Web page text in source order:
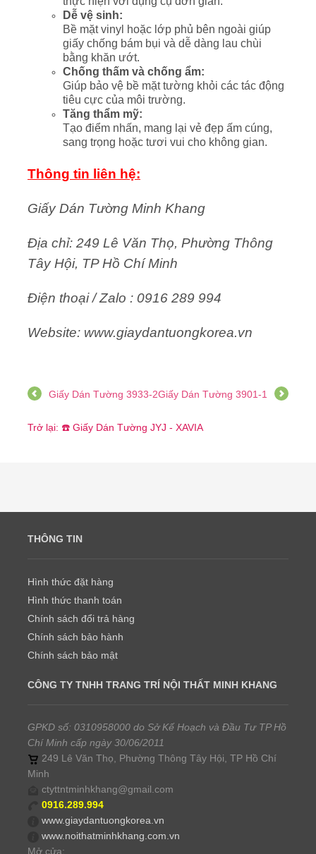
Dễ vệ sinh:
Bề mặt vinyl hoặc lớp phủ bên ngoài giúp
giấy chống bám bụi và dễ dàng lau chùi
bằng khăn ướt.
Chống thấm và chống ẩm:
Giúp bảo vệ bề mặt tường khỏi các tác động
tiêu cực của môi trường.
Tăng thẩm mỹ:
Tạo điểm nhấn, mang lại vẻ đẹp ấm cúng,
sang trọng hoặc tươi vui cho không gian.
Thông tin liên hệ:
Giấy Dán Tường Minh Khang
Địa chỉ: 249 Lê Văn Thọ, Phường Thông
Tây Hội, TP Hồ Chí Minh
Điện thoại / Zalo : 0916 289 994
Website: www.giaydantuongkorea.vn
Giấy Dán Tường 3901-1
Giấy Dán Tường 3933-2
Trở lại: ☎️ Giấy Dán Tường JYJ - XAVIA
THÔNG TIN
Hình thức đặt hàng
Hình thức thanh toán
Chính sách đổi trả hàng
Chính sách bảo hành
Chính sách bảo mật
CÔNG TY TNHH TRANG TRÍ NỘI THẤT MINH KHANG
GPKD số: 0310958000 do Sở Kế Hoạch và Đầu Tư TP Hồ
Chí Minh cấp ngày 30/06/2011
249 Lê Văn Thọ, Phường Thông Tây Hội, TP Hồ Chí
Minh
ctyttntminhkhang@gmail.com
0916.289.994
www.giaydantuongkorea.vn
www.noithatminhkhang.com.vn
Mở cửa: